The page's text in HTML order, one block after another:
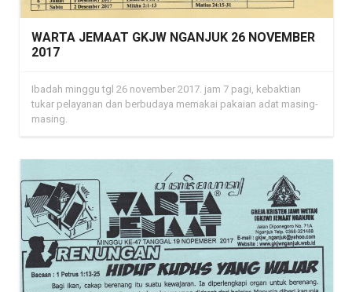
WARTA JEMAAT GKJW NGANJUK 26 NOVEMBER
2017
Ibadah minggu tgl 26 november 2017. jam 7 pagi, kebaktian
tukar pelayanan dan berbudaya memakai pakaian adat masing-
masing.